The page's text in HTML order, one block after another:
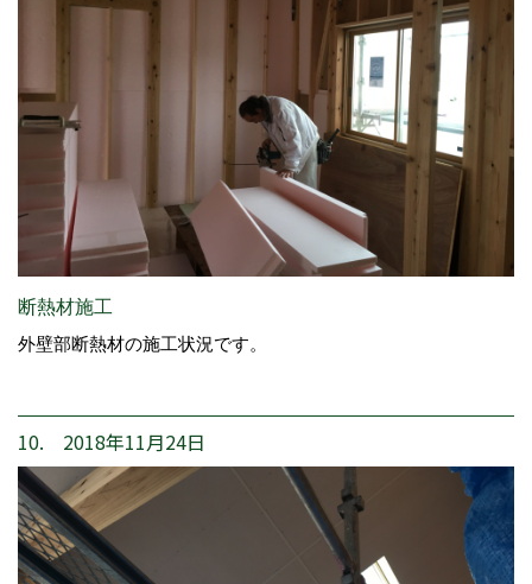
断熱材施工
外壁部断熱材の施工状況です。
10. 2018年11月24日